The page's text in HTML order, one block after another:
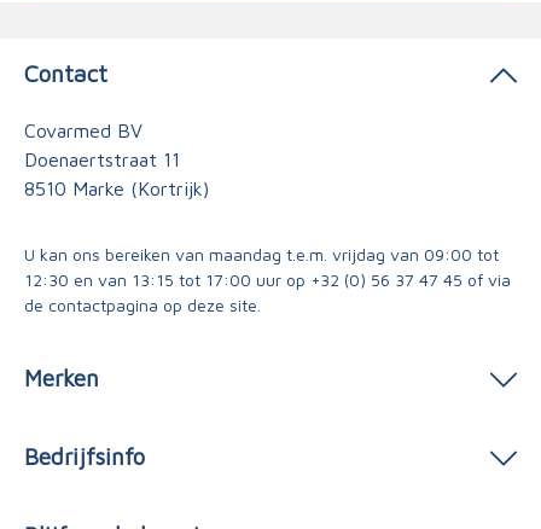
Contact
Covarmed BV
Doenaertstraat 11
8510 Marke (Kortrijk)
U kan ons bereiken van maandag t.e.m. vrijdag van 09:00 tot
12:30 en van 13:15 tot 17:00 uur op +32 (0) 56 37 47 45 of via
de contactpagina op deze site.
Merken
Bedrijfsinfo